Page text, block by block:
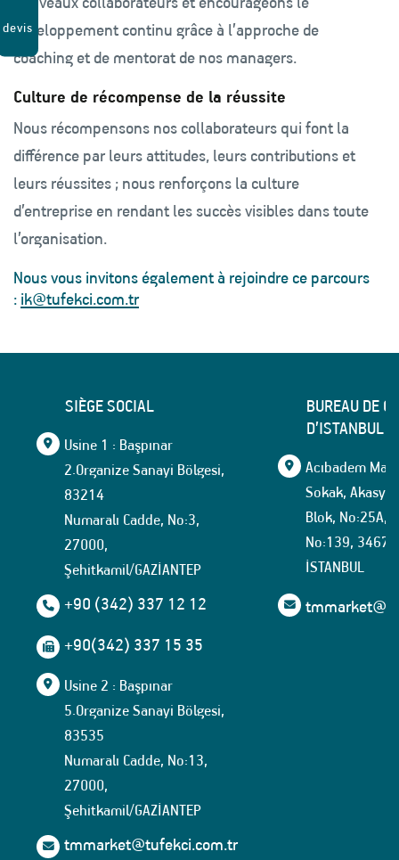
développement continu grâce à l’approche de
coaching et de mentorat de nos managers.
Culture de récompense de la réussite
Nous récompensons nos collaborateurs qui font la
différence par leurs attitudes, leurs contributions et
leurs réussites ; nous renforçons la culture
d’entreprise en rendant les succès visibles dans toute
l’organisation.
Nous vous invitons également à rejoindre ce parcours
: ik@tufekci.com.tr
SIÈGE SOCIAL
Usine 1 : Başpınar
2.Organize Sanayi Bölgesi,
83214
Numaralı Cadde, No:3,
27000,
Şehitkamil/GAZİANTEP
+90 (342) 337 12 12
+90(342) 337 15 35
Usine 2 : Başpınar
5.Organize Sanayi Bölgesi,
83535
Numaralı Cadde, No:13,
27000,
Şehitkamil/GAZİANTEP
tmmarket@tufekci.com.tr
BUREAU DE
D’ISTANBUL
Acıbadem
Sokak, Akasya
Blok, No:25A,
No:139,
İSTANBUL
devis